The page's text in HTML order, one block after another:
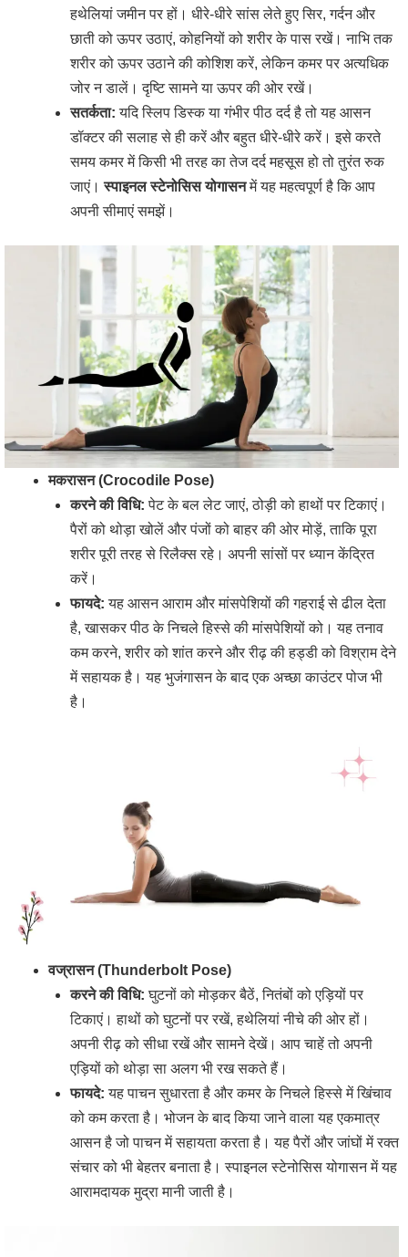
हथेलियां जमीन पर हों। धीरे-धीरे सांस लेते हुए सिर, गर्दन और
छाती को ऊपर उठाएं, कोहनियों को शरीर के पास रखें। नाभि तक
शरीर को ऊपर उठाने की कोशिश करें, लेकिन कमर पर अत्यधिक
जोर न डालें। दृष्टि सामने या ऊपर की ओर रखें।
सतर्कता: यदि स्लिप डिस्क या गंभीर पीठ दर्द है तो यह आसन
डॉक्टर की सलाह से ही करें और बहुत धीरे-धीरे करें। इसे करते
समय कमर में किसी भी तरह का तेज दर्द महसूस हो तो तुरंत रुक
जाएं।स्पाइनल स्टेनोसिस योगासनमें यह महत्वपूर्ण है कि आप
अपनी सीमाएं समझें।
मकरासन (Crocodile Pose)
करने की विधि: पेट के बल लेट जाएं, ठोड़ी को हाथों पर टिकाएं।
पैरों को थोड़ा खोलें और पंजों को बाहर की ओर मोड़ें, ताकि पूरा
शरीर पूरी तरह से रिलैक्स रहे। अपनी सांसों पर ध्यान केंद्रित
करें।
फायदे: यह आसन आराम और मांसपेशियों की गहराई से ढील देता
है, खासकर पीठ के निचले हिस्से की मांसपेशियों को। यह तनाव
कम करने, शरीर को शांत करने और रीढ़ की हड्डी को विश्राम देने
में सहायक है। यह भुजंगासन के बाद एक अच्छा काउंटर पोज भी
है।
वज्रासन (Thunderbolt Pose)
करने की विधि: घुटनों को मोड़कर बैठें, नितंबों को एड़ियों पर
टिकाएं। हाथों को घुटनों पर रखें, हथेलियां नीचे की ओर हों।
अपनी रीढ़ को सीधा रखें और सामने देखें। आप चाहें तो अपनी
एड़ियों को थोड़ा सा अलग भी रख सकते हैं।
फायदे: यह पाचन सुधारता है और कमर के निचले हिस्से में खिंचाव
को कम करता है। भोजन के बाद किया जाने वाला यह एकमात्र
आसन है जो पाचन में सहायता करता है। यह पैरों और जांघों में रक्त
संचार को भी बेहतर बनाता है। स्पाइनल स्टेनोसिस योगासन में यह
आरामदायक मुद्रा मानी जाती है।